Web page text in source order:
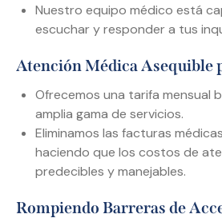
Nuestro equipo médico está
escuchar y responder a tus
Atención Médica Asequible
Ofrecemos una tarifa mensual
amplia gama de servicios.
Eliminamos las facturas
haciendo que los costos de
predecibles y manejables.
Rompiendo Barreras de